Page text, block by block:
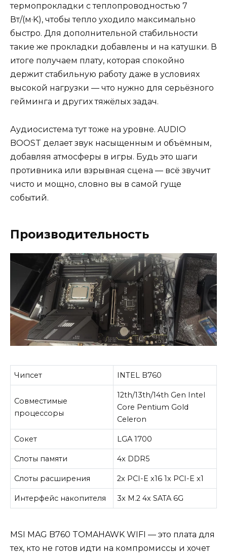
термопрокладки с теплопроводностью 7
Вт/(м·K), чтобы тепло уходило максимально
быстро. Для дополнительной стабильности
такие же прокладки добавлены и на катушки. В
итоге получаем плату, которая спокойно
держит стабильную работу даже в условиях
высокой нагрузки — что нужно для серьёзного
гейминга и других тяжёлых задач.
Аудиосистема тут тоже на уровне. AUDIO
BOOST делает звук насыщенным и объёмным,
добавляя атмосферы в игры. Будь это шаги
противника или взрывная сцена — всё звучит
чисто и мощно, словно вы в самой гуще
событий.
Производительность
Чипсет INTEL B760
Совместимые
процессоры
12th/13th/14th Gen Intel
Core Pentium Gold
Celeron
Сокет LGA 1700
Слоты памяти 4x DDR5
Слоты расширения 2x PCI-E x16 1x PCI-E x1
Интерфейс накопителя 3x M.2 4x SATA 6G
MSI MAG B760 TOMAHAWK WIFI — это плата для
тех, кто не готов идти на компромиссы и хочет